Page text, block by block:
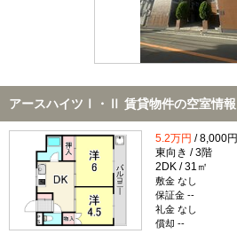
アースハイツⅠ・Ⅱ 賃貸物件の空室情報
5.2万円 / 8,000円
東向き / 3階
2DK / 31㎡
敷金 なし
保証金 --
礼金 なし
償却 --